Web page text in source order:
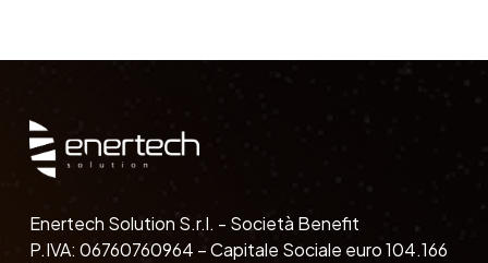
Enertech Solution S.r.l. - Società Benefit
P.IVA: 06760760964 – Capitale Sociale euro 104.166